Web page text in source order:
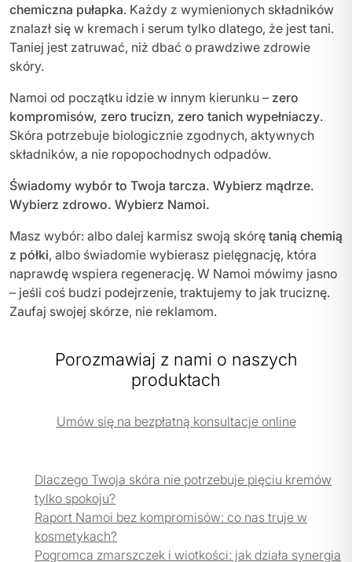
chemiczna pułapka. Każdy z wymienionych składników
znalazł się w kremach i serum tylko dlatego, że jest tani.
Taniej jest zatruwać, niż dbać o prawdziwe zdrowie
skóry.
Namoi od początku idzie w innym kierunku – zero
kompromisów, zero trucizn, zero tanich wypełniaczy.
Skóra potrzebuje biologicznie zgodnych, aktywnych
składników, a nie ropopochodnych odpadów.
Świadomy wybór to Twoja tarcza. Wybierz mądrze.
Wybierz zdrowo. Wybierz Namoi.
Masz wybór: albo dalej karmisz swoją skórę tanią chemią
z półki, albo świadomie wybierasz pielęgnację, która
naprawdę wspiera regenerację. W Namoi mówimy jasno
– jeśli coś budzi podejrzenie, traktujemy to jak truciznę.
Zaufaj swojej skórze, nie reklamom.
Porozmawiaj z nami o naszych
produktach
Umów się na bezpłatną konsultacje online
Dlaczego Twoja skóra nie potrzebuje pięciu kremów
tylko spokoju?
Raport Namoi bez kompromisów: co nas truje w
kosmetykach?
Pogromca zmarszczek i wiotkości: jak działa synergia